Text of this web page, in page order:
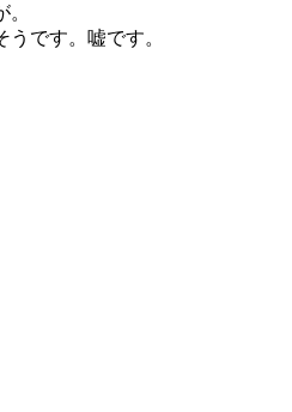
です。嘘です。